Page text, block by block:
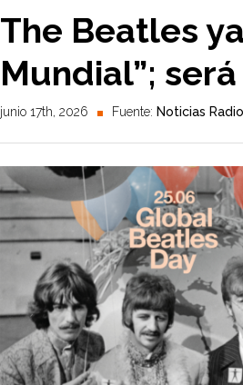
The Beatles
Mundial”;
junio 17th, 2026 Fuente: Noticias